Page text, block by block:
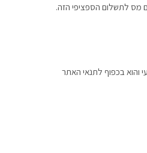
מס לתשלום הספציפי הזה.
והוא בכפוף לתנאי האתר